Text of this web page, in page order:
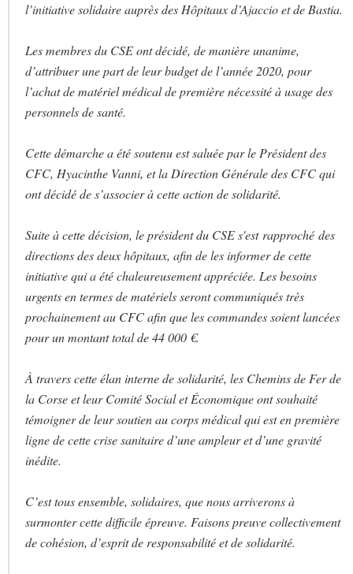
l’initiative solidaire auprès des Hôpitaux d’Ajaccio et de Bastia.
Les membres du CSE ont décidé, de manière unanime,
d’attribuer une part de leur budget de l’année 2020, pour
l’achat de matériel médical de première nécessité à usage des
personnels de santé.
Cette démarche a été soutenu est saluée par le Président des
CFC, Hyacinthe Vanni, et la Direction Générale des CFC qui
ont décidé de s’associer à cette action de solidarité.
Suite à cette décision, le président du CSE s'est rapproché des
directions des deux hôpitaux, afin de les informer de cette
initiative qui a été chaleureusement appréciée. Les besoins
urgents en termes de matériels seront communiqués très
prochainement au CFC afin que les commandes soient lancées
pour un montant total de 44 000 €.
À travers cette élan interne de solidarité, les Chemins de Fer de
la Corse et leur Comité Social et Économique ont souhaité
témoigner de leur soutien au corps médical qui est en première
ligne de cette crise sanitaire d’une ampleur et d’une gravité
inédite.
C’est tous ensemble, solidaires, que nous arriverons à
surmonter cette difficile épreuve. Faisons preuve collectivement
de cohésion, d’esprit de responsabilité et de solidarité.